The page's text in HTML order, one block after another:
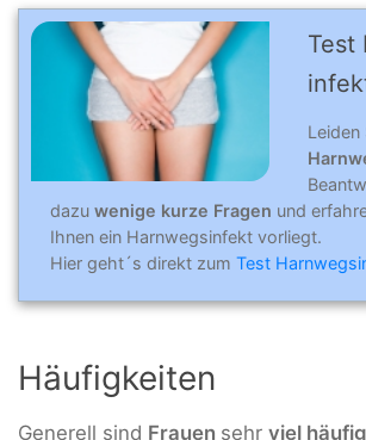
Test
Leiden
dazu wenige kurze Fragen und
Ihnen ein Harnwegsinfekt vorliegt.
Hier geht´s direkt zum Test
Häufigkeiten
Generell sind Frauen sehr viel